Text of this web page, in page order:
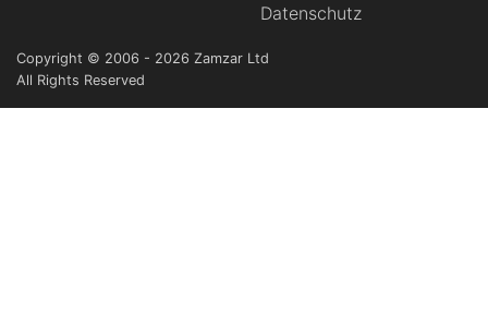
Datenschutz
Copyright © 2006 - 2026 Zamzar Ltd
All Rights Reserved